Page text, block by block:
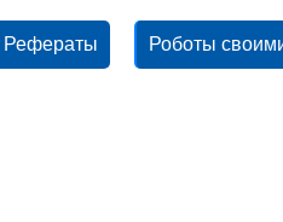
Рефераты Роботы